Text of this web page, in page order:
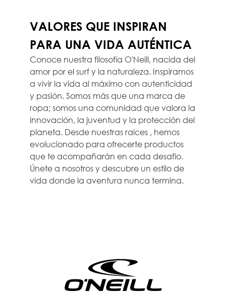
VALORES QUE INSPIRAN
PARA UNA VIDA AUTÉNTICA
Conoce nuestra filosofía O'Neill, nacida del
amor por el surf y la naturaleza. Inspiramos
a vivir la vida al máximo con autenticidad
y pasión. Somos más que una marca de
ropa; somos una comunidad que valora la
innovación, la juventud y la protección del
planeta. Desde nuestras raíces , hemos
evolucionado para ofrecerte productos
que te acompañarán en cada desafío.
Únete a nosotros y descubre un estilo de
vida donde la aventura nunca termina.